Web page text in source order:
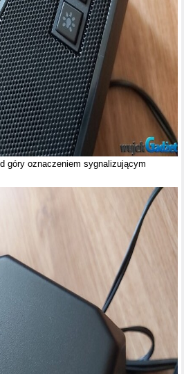
góry oznaczeniem sygnalizującym